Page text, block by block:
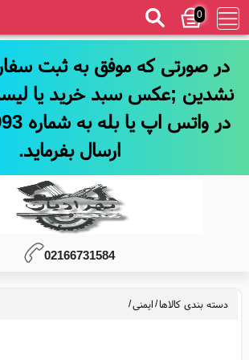
در صورتی که موفق به ثبت
نشدین ;عکس سبد خرید یا
در
ارسال بفرماید.
0
02166731584
دسته بندی کالاها /ایمنی/